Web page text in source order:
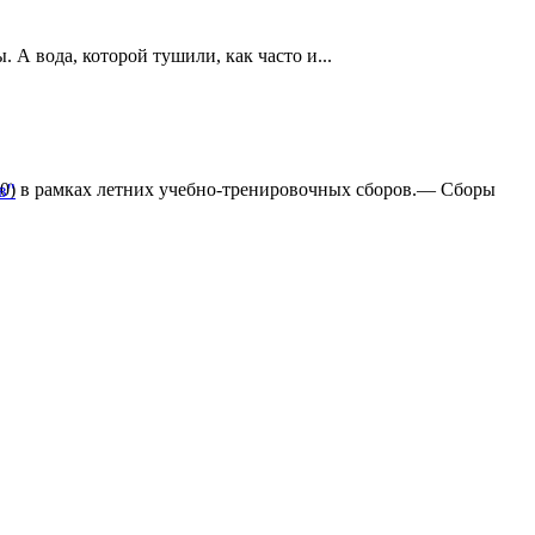
вода, которой тушили, как часто и...
в рамках летних учебно-тренировочных сборов.— Сборы